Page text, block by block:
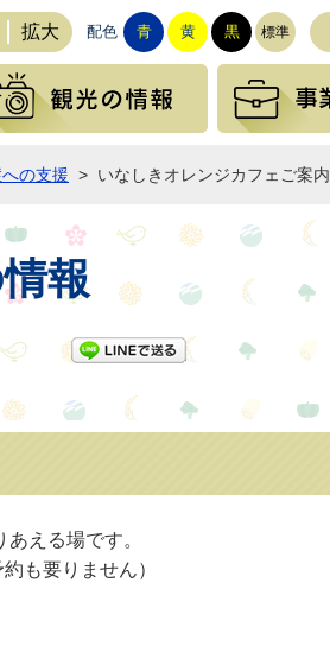
拡大 配色 青 黄 黒 標準
の情報 観光の情報
の支援 > いなしきオレンジカフェご案内
報
LINEで送る
える場です。
も要りません）